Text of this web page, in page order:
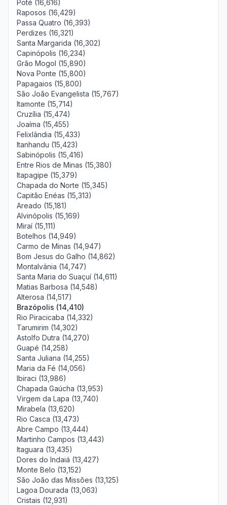
Poté (16,616)
Raposos (16,429)
Passa Quatro (16,393)
Perdizes (16,321)
Santa Margarida (16,302)
Capinópolis (16,234)
Grão Mogol (15,890)
Nova Ponte (15,800)
Papagaios (15,800)
São João Evangelista (15,767)
Itamonte (15,714)
Cruzília (15,474)
Joaíma (15,455)
Felixlândia (15,433)
Itanhandu (15,423)
Sabinópolis (15,416)
Entre Rios de Minas (15,380)
Itapagipe (15,379)
Chapada do Norte (15,345)
Capitão Enéas (15,313)
Areado (15,181)
Alvinópolis (15,169)
Miraí (15,111)
Botelhos (14,949)
Carmo de Minas (14,947)
Bom Jesus do Galho (14,862)
Montalvânia (14,747)
Santa Maria do Suaçuí (14,611)
Matias Barbosa (14,548)
Alterosa (14,517)
Brazópolis (14,410)
Rio Piracicaba (14,332)
Tarumirim (14,302)
Astolfo Dutra (14,270)
Guapé (14,258)
Santa Juliana (14,255)
Maria da Fé (14,056)
Ibiraci (13,986)
Chapada Gaúcha (13,953)
Virgem da Lapa (13,740)
Mirabela (13,620)
Rio Casca (13,473)
Abre Campo (13,444)
Martinho Campos (13,443)
Itaguara (13,435)
Dores do Indaiá (13,427)
Monte Belo (13,152)
São João das Missões (13,125)
Lagoa Dourada (13,063)
Cristais (12,931)